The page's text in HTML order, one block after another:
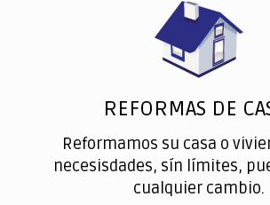
REFORMAS DE
Reformamos su casa o
necesisdades, sín límites,
cualquier cambio.